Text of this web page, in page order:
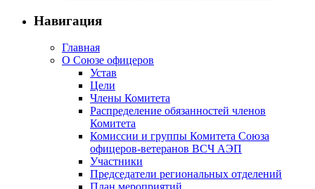
Навигация
Главная
О Союзе офицеров
Устав
Цели
Члены Комитета
Распределение обязанностей членов
Комитета
Комиссии и группы Комитета Союза
офицеров-ветеранов ВСЧ АЭП
Участники
Председатели региональных отделений